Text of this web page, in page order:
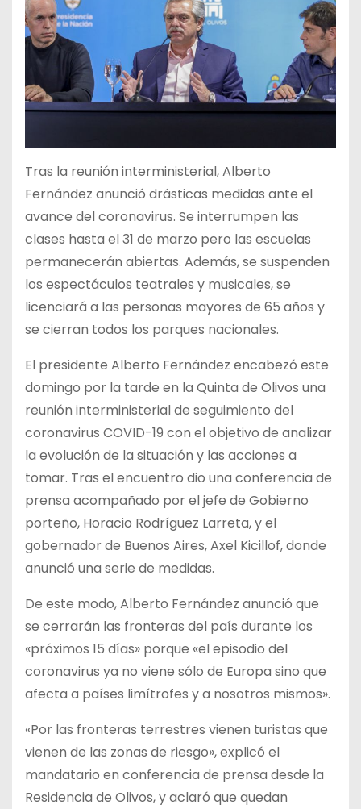
Tras la reunión interministerial, Alberto
Fernández anunció drásticas medidas ante el
avance del coronavirus. Se interrumpen las
clases hasta el 31 de marzo pero las escuelas
permanecerán abiertas. Además, se suspenden
los espectáculos teatrales y musicales, se
licenciará a las personas mayores de 65 años y
se cierran todos los parques nacionales.
El presidente Alberto Fernández encabezó este
domingo por la tarde en la Quinta de Olivos una
reunión interministerial de seguimiento del
coronavirus COVID-19 con el objetivo de analizar
la evolución de la situación y las acciones a
tomar. Tras el encuentro dio una conferencia de
prensa acompañado por el jefe de Gobierno
porteño, Horacio Rodríguez Larreta, y el
gobernador de Buenos Aires, Axel Kicillof, donde
anunció una serie de medidas.
De este modo, Alberto Fernández anunció que
se cerrarán las fronteras del país durante los
«próximos 15 días» porque «el episodio del
coronavirus ya no viene sólo de Europa sino que
afecta a países limítrofes y a nosotros mismos».
«Por las fronteras terrestres vienen turistas que
vienen de las zonas de riesgo», explicó el
mandatario en conferencia de prensa desde la
Residencia de Olivos, y aclaró que quedan